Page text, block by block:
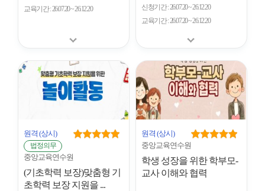
교육기간 26.07.20 ~ 26.12.20 신청기간 26.07.20 ~ 26.12.20
교육기간 26.07.20 ~ 26.12.20
원격 (상시)
법정의무
중앙교육연수원
(기초학력 보장)맞춤형 기
초학력 보장 지원을 ...
원격 (상시)
중앙교육연수원
학생 성장을 위한 학부모-
교사 이해와 협력